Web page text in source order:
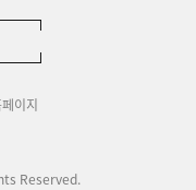
이지
Reserved.